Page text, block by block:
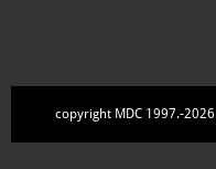
copyright MDC 1997.-